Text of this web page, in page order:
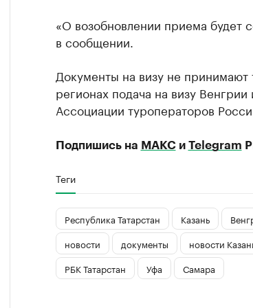
«О возобновлении приема будет
в сообщении.
Документы на визу не
регионах подача на визу
Ассоциации туроператоров
Подпишись на МАКСи Telegram
Теги
Республика Татарстан Казань
новости
документы новости
РБК Татарстан
Уфа Самара